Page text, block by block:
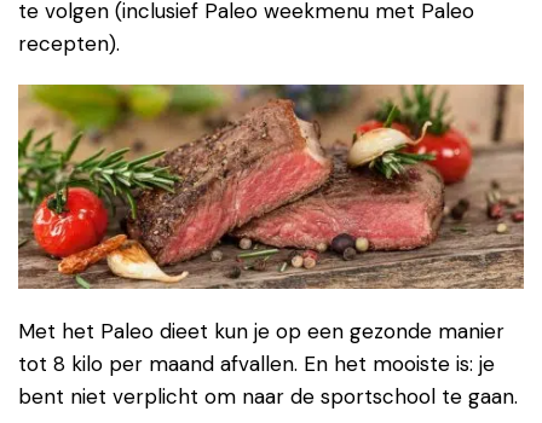
te volgen (inclusief Paleo weekmenu met Paleo
recepten).
Met het Paleo dieet kun je op een gezonde manier
tot 8 kilo per maand afvallen. En het mooiste is: je
bent niet verplicht om naar de sportschool te gaan.